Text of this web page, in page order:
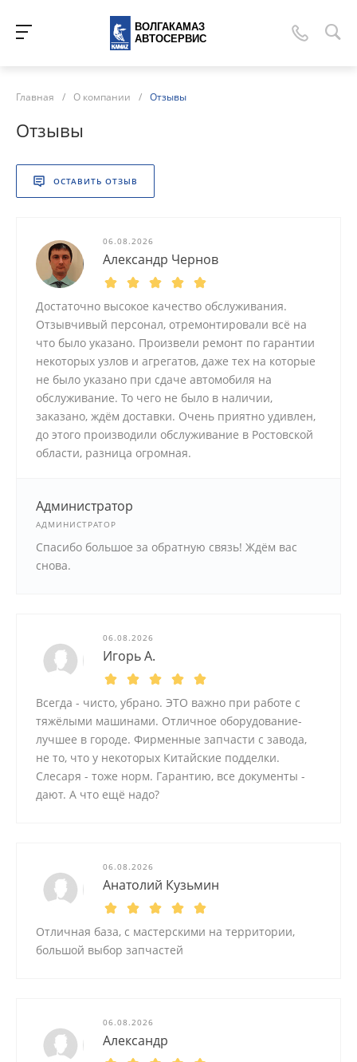
ВОЛГАКАМАЗ
АВТОСЕРВИС
Главная / О компании / Отзывы
Отзывы
ОСТАВИТЬ ОТЗЫВ
06.08.2026
Александр Чернов
Достаточно высокое качество обслуживания.
Отзывчивый персонал, отремонтировали всё на
что было указано. Произвели ремонт по гарантии
некоторых узлов и агрегатов, даже тех на которые
не было указано при сдаче автомобиля на
обслуживание. То чего не было в наличии,
заказано, ждём доставки. Очень приятно удивлен,
до этого производили обслуживание в Ростовской
области, разница огромная.
Администратор
АДМИНИСТРАТОР
Спасибо большое за обратную связь! Ждём вас
снова.
06.08.2026
Игорь А.
Всегда - чисто, убрано. ЭТО важно при работе с
тяжёлыми машинами. Отличное оборудование-
лучшее в городе. Фирменные запчасти с завода,
не то, что у некоторых Китайские подделки.
Слесаря - тоже норм. Гарантию, все документы -
дают. А что ещё надо?
06.08.2026
Анатолий Кузьмин
Отличная база, с мастерскими на территории,
большой выбор запчастей
06.08.2026
Александр